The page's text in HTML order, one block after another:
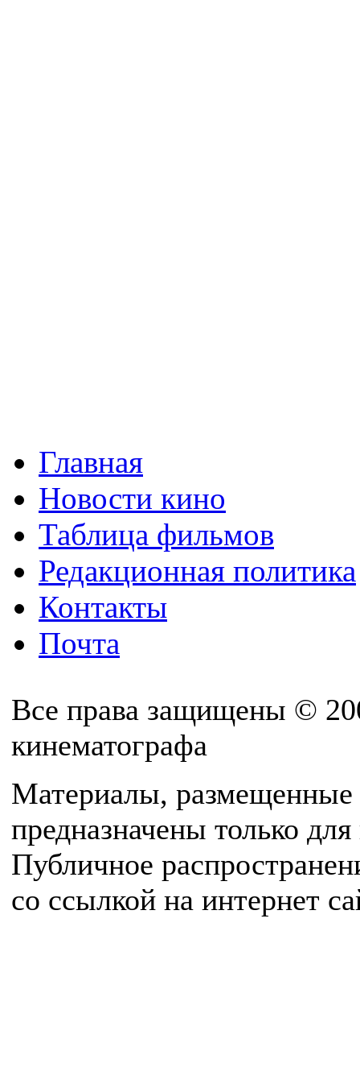
Главная
Новости кино
Таблица фильмов
Редакционная политика
Контакты
Почта
Все права защищены ©
кинематографа
Материалы, размещенные
предназначены только
Публичное
со ссылкой на интернет